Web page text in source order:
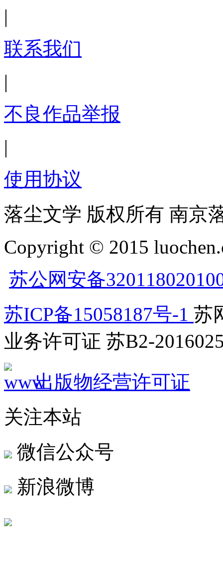
|
联系我们
|
不良作品举报
|
使用协议
落尘文学 版权所有 南京
Copyright © 2015
苏公网安备
苏ICP备15058187号-1 苏
业务许可证 苏B2-
出版物经营许可证
关注本站
微信公众号
新浪微博